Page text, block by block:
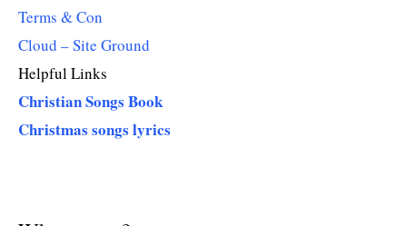
Terms & Con
Cloud – Site Ground
Helpful Links
Christian Songs Book
Christmas songs lyrics